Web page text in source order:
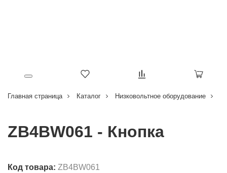
Главная страница Каталог Низковольтное оборудование
ZB4BW061 - Кнопка
Код товара: ZB4BW061